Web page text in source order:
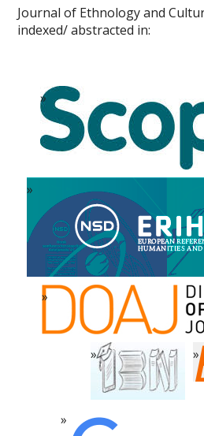
Journal of Ethnology and
indexed/ abstracted in: